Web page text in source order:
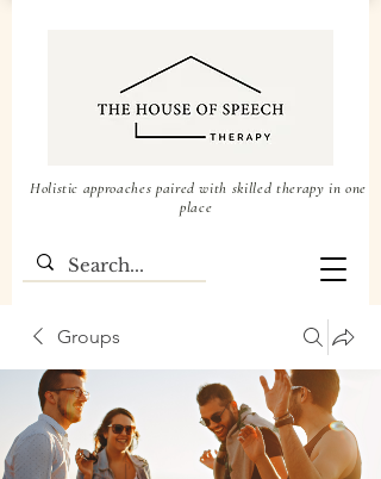
Holistic approaches paired with skilled therapy in one
place
Groups